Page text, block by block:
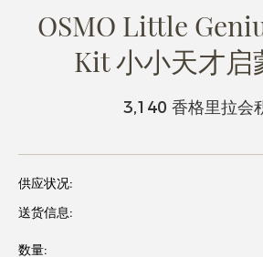
OSMO Little
Kit 小小天才启
3,140 香格里拉会
供应状况:
送货信息:
数量: